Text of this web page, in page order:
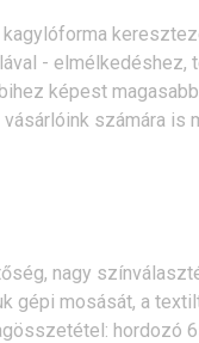
- elmélkedéshez,
képest
számára is
nagy
gépi mosását, a
hordozó